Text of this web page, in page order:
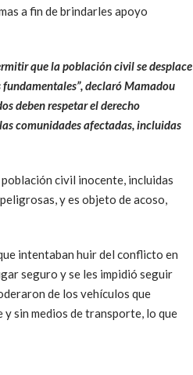
a fin de brindarles apoyo
que la población civil se desplace
fundamentales”, declaró Mamadou
deben respetar el derecho
comunidades afectadas, incluidas
civil inocente, incluidas
y es objeto de acoso,
intentaban huir del conflicto en
seguro y se les impidió seguir
de los vehículos que
y sin medios de transporte, lo que